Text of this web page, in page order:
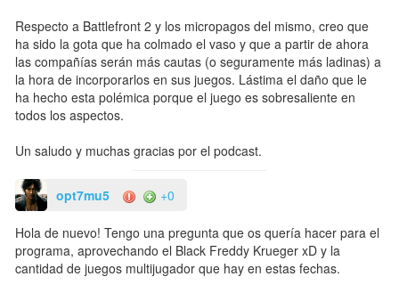
Respecto a Battlefront 2 y los micropagos del mismo, creo que
ha sido la gota que ha colmado el vaso y que a partir de ahora
las compañías serán más cautas (o seguramente más ladinas) a
la hora de incorporarlos en sus juegos. Lástima el daño que le
ha hecho esta polémica porque el juego es sobresaliente en
todos los aspectos.
Un saludo y muchas gracias por el podcast.
opt7mu5 +0
Hola de nuevo! Tengo una pregunta que os quería hacer para el
programa, aprovechando el Black Freddy Krueger xD y la
cantidad de juegos multijugador que hay en estas fechas.